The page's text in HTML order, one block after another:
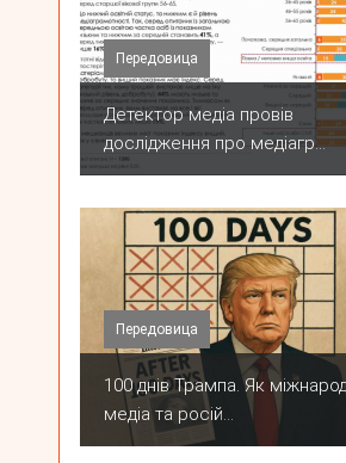
Передовица
Детектор медіа провів
дослідження про медіагр...
Передовица
100 днів Трампа. Як
медіа та росій...